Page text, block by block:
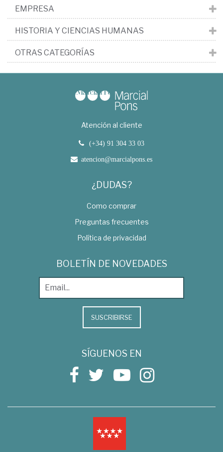
EMPRESA
HISTORIA Y CIENCIAS HUMANAS
OTRAS CATEGORÍAS
Atención al cliente
(+34) 91 304 33 03
atencion@marcialpons.es
¿DUDAS?
Como comprar
Preguntas frecuentes
Política de privacidad
BOLETÍN DE NOVEDADES
SUSCRIBIRSE
SÍGUENOS EN